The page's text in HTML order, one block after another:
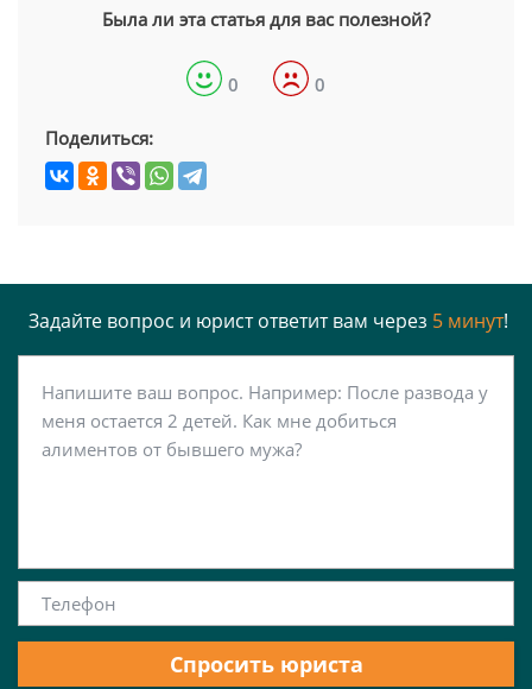
Была ли эта статья для вас полезной?
0 0
Поделиться:
Задайте вопрос и юрист ответит вам через 5 минут!
Спросить юриста